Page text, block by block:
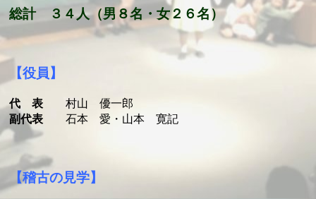
総計 ３４人（男８名・女２６名）
【役員】
代 表村山 優一郎
副代表石本 愛・山本 寛記
【稽古の見学】